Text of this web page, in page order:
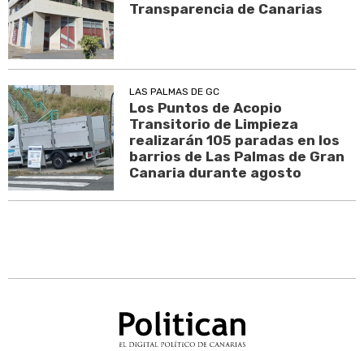
Transparencia de Canarias
LAS PALMAS DE GC
Los Puntos de Acopio
Transitorio de Limpieza
realizarán 105 paradas en los
barrios de Las Palmas de Gran
Canaria durante agosto